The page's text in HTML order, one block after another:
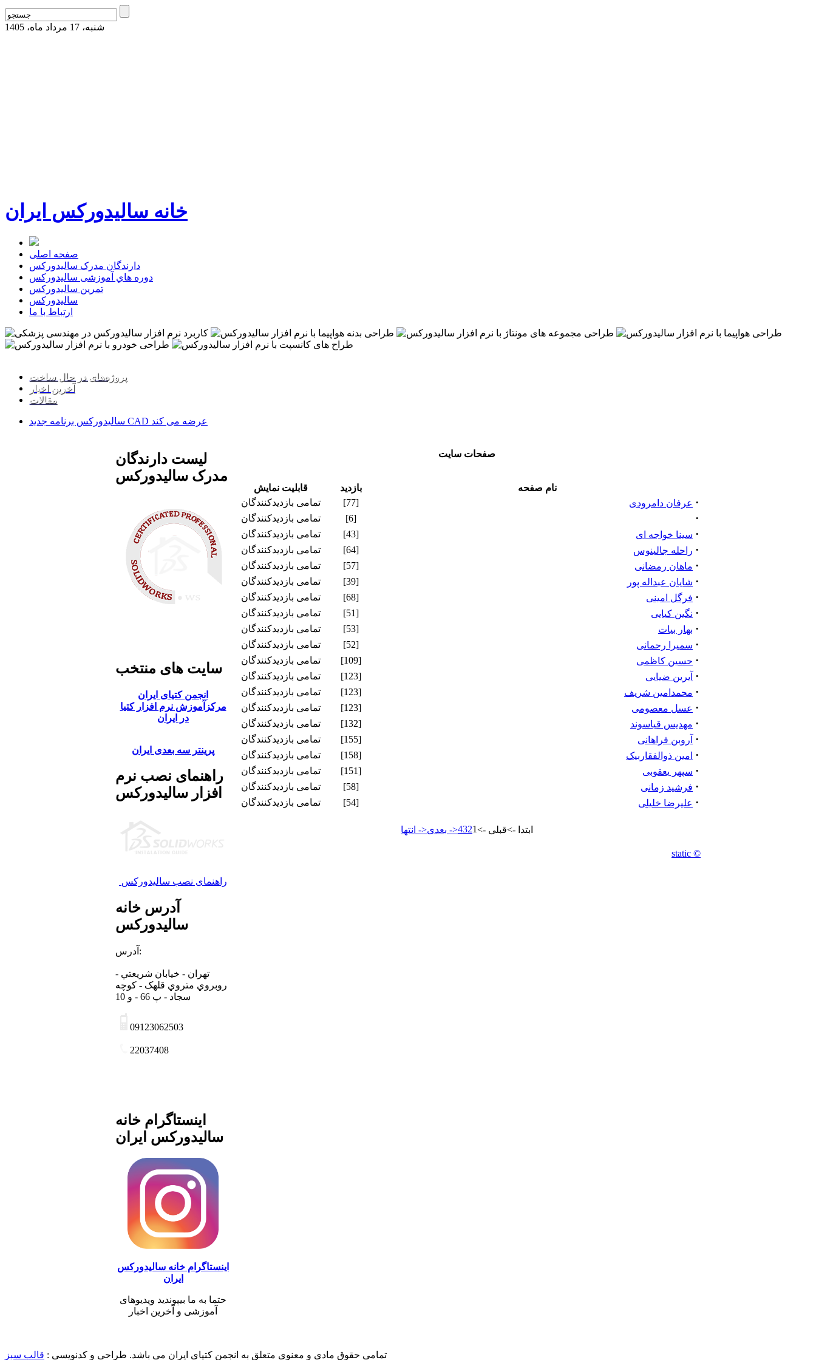
شنبه، 17 مرداد ماه، 1405
خانه سالیدورکس ایران
صفحه اصلی
دارندگان مدرک سالیدورکس
دوره هاي آموزشی سالیدورکس
تمرين سالیدورکس
سالیدورکس
ارتباط با ما
پروژه‌های در حال ساخت
آخرین اخبار
مقالات
سالیدورکس برنامه جدید CAD عرضه می کند
لیست دارندگان
مدرک سالیدورکس
سایت های منتخب
انجمن کتیای ایران
مرکزآموزش نرم افزار کتیا
در ایران
پرینتر سه بعدی ایران
راهنمای نصب نرم
افزار سالیدورکس
راهنمای نصب سالیدورکس
آدرس خانه
سالیدورکس
آدرس:
تهران - خيابان شريعتي -
روبروي متروي قلهک - کوچه
سجاد - پ 66 - و 10
09123062503
22037408
اینستاگرام خانه
سالیدورکس ایران
اینستاگرام خانه سالیدورکس
ایران
حتما به ما بیپوندید ویدیوهای
آموزشی و آخرین اخبار
صفحات سایت
نام صفحه بازدید قابليت نمايش
· عرفان دامرودی [77] تمامی بازدیدکنندگان
·
[6] تمامی بازدیدکنندگان
· سینا خواجه ای [43] تمامی بازدیدکنندگان
· راحله جالینوس [64] تمامی بازدیدکنندگان
· ماهان رمضانی [57] تمامی بازدیدکنندگان
· شایان عبداله پور [39] تمامی بازدیدکنندگان
· فرگل امینی [68] تمامی بازدیدکنندگان
· نگین کیایی [51] تمامی بازدیدکنندگان
· بهار بیات [53] تمامی بازدیدکنندگان
· سمیرا رحمانی [52] تمامی بازدیدکنندگان
· حسین کاظمی [109] تمامی بازدیدکنندگان
· آیرین ضیایی [123] تمامی بازدیدکنندگان
· محمدامین شریف [123] تمامی بازدیدکنندگان
· عسل معصومی [123] تمامی بازدیدکنندگان
· مهدیس قیاسوند [132] تمامی بازدیدکنندگان
· آروبن فراهانی [155] تمامی بازدیدکنندگان
· امین ذوالفقاربیک [158] تمامی بازدیدکنندگان
· سپهر یعقوبی [151] تمامی بازدیدکنندگان
· فرشید زمانی [58] تمامی بازدیدکنندگان
· علیرضا خلیلی [54] تمامی بازدیدکنندگان
<- ابتدا <- قبلی 1
2
3
4بعدی -> انتها ->
static ©
تمامی حقوق مادی و معنوی متعلق به انجمن کتیای ایران می باشد. طراحی و کدنویسی : قالب سبز